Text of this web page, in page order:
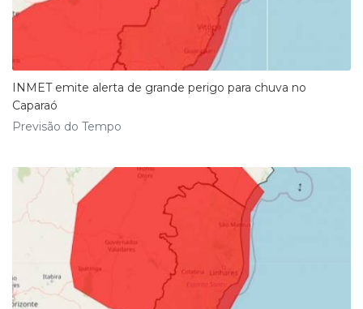
INMET emite alerta de grande perigo para chuva no
Caparaó
Previsão do Tempo